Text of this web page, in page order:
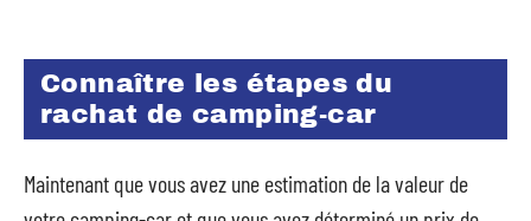
Connaître les étapes du
rachat de camping-car
Maintenant que vous avez une estimation de la valeur de